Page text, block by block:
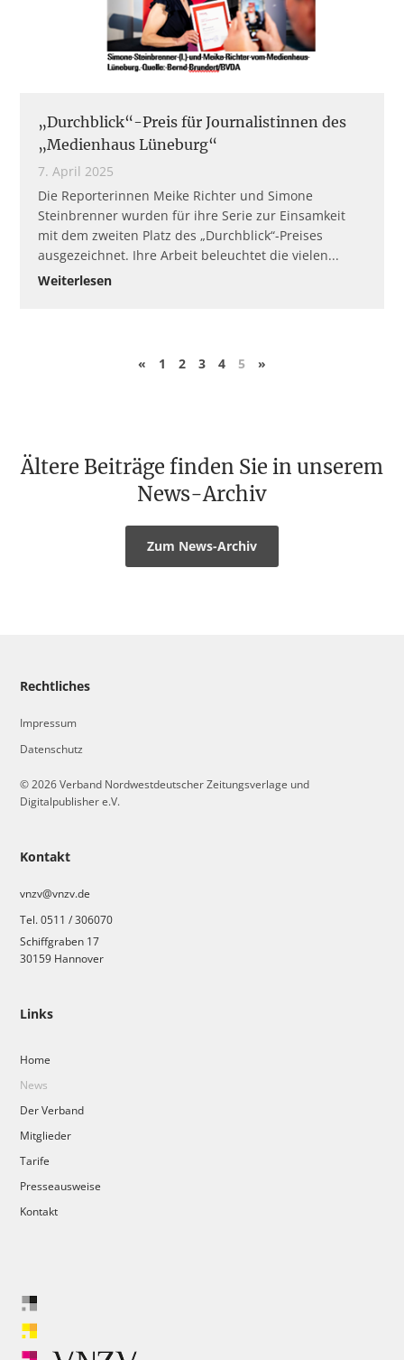
„Durchblick“-Preis für Journalistinnen des
„Medienhaus Lüneburg“
7. April 2025
Die Reporterinnen Meike Richter und Simone
Steinbrenner wurden für ihre Serie zur Einsamkeit
mit dem zweiten Platz des „Durchblick“-Preises
ausgezeichnet. Ihre Arbeit beleuchtet die vielen
Weiterlesen
« 1 2 3 4 5 »
Ältere Beiträge finden Sie in unserem
News-Archiv
Zum News-Archiv
Links
Home
News
Der Verband
Mitglieder
Tarife
Presseausweise
Kontakt
Kontakt
vnzv@vnzv.de
Tel. 0511 / 306070
Schiffgraben 17
30159 Hannover
Rechtliches
Impressum
Datenschutz
© 2026 Verband Nordwestdeutscher Zeitungsverlage und
Digitalpublisher e.V.